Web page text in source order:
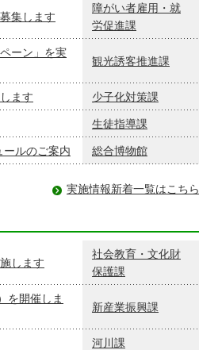
集します
障がい者雇用・就
労促進課
ーン」を実
観光誘客推進課
ます 少子化対策課
生徒指導課
ルのご案内 総合博物館
実施情報新着一覧はこちら
します
社会教育・文化財
保護課
を開催しま
新産業振興課
河川課